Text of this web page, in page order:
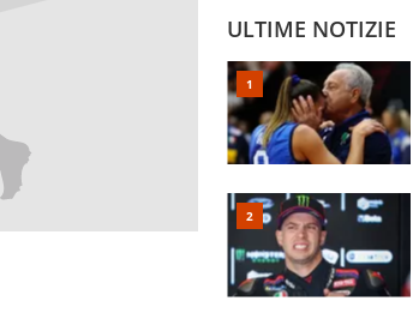
ULTIME NOTIZIE